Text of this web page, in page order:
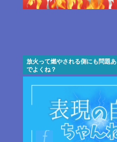
放火って燃やされる側にも問題
でよくね？